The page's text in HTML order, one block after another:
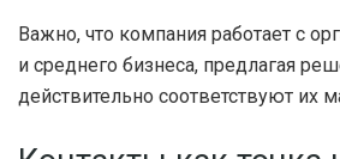
Важно, что компания работает с
и среднего бизнеса, предлагая
действительно соответствуют их